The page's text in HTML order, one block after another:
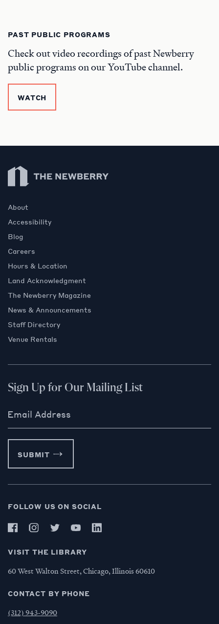
PAST PUBLIC PROGRAMS
Check out video recordings of past Newberry
public programs on our YouTube channel.
WATCH
Newberry Library
About
Accessibility
Blog
Careers
Hours & Location
Land Acknowledgment
The Newberry Magazine
News & Announcements
Staff Directory
Venue Rentals
Sign Up for Our Mailing List
Email Address
SUBMIT
FOLLOW US ON SOCIAL
VISIT THE LIBRARY
60 West Walton Street, Chicago, Illinois 60610
CONTACT BY PHONE
(312) 943-9090